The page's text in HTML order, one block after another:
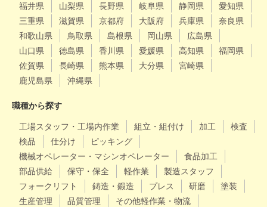
福井県
山梨県 長野県 岐阜県 静岡県
愛知県
三重県
滋賀県 京都府 大阪府 兵庫県
奈良県
和歌山県
鳥取県 島根県 岡山県
広島県
山口県
徳島県 香川県 愛媛県 高知県
福岡県
佐賀県
長崎県 熊本県 大分県
宮崎県
鹿児島県
沖縄県
職種から探す
工場スタッフ・工場内作業 組立・組付け 加工
検査
検品
仕分け
ピッキング
機械オペレーター・マシンオペレーター
食品加工
部品供給
保守・保全 軽作業
製造スタッフ
フォークリフト
鋳造・鍛造 プレス 研磨
塗装
生産管理
品質管理
その他軽作業・物流